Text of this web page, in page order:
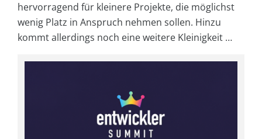
hervorragend für kleinere Projekte, die möglichst
wenig Platz in Anspruch nehmen sollen. Hinzu
kommt allerdings noch eine weitere Kleinigkeit …